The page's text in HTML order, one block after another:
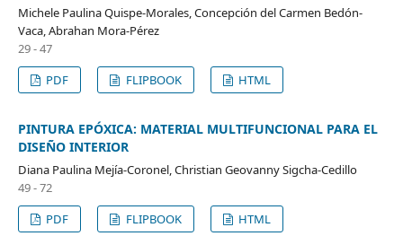
Michele Paulina Quispe-Morales, Concepción del Carmen Bedón-
Vaca, Abrahan Mora-Pérez
29 - 47
PDF
FLIPBOOK HTML
PINTURA EPÓXICA: MATERIAL MULTIFUNCIONAL PARA EL
DISEÑO INTERIOR
Diana Paulina Mejía-Coronel, Christian Geovanny Sigcha-Cedillo
49 - 72
PDF
FLIPBOOK HTML